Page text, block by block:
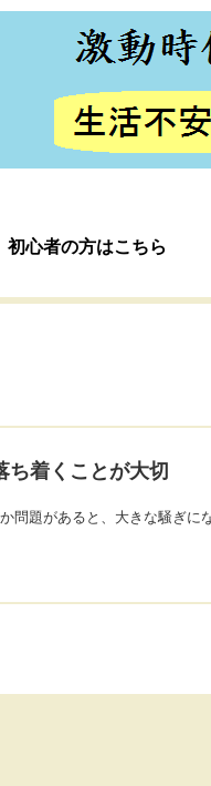
初心者の方はこちら
ち着くことが大切
問題があると、大きな騒ぎに